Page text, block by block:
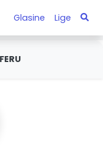
Glasine Lige